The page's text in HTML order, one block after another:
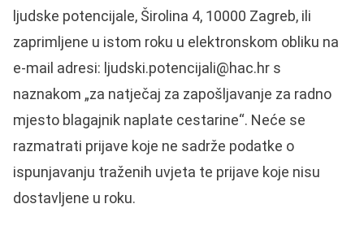
ljudske potencijale, Širolina 4, 10000 Zagreb, ili
zaprimljene u istom roku u elektronskom obliku na
e-mail adresi: ljudski.potencijali@hac.hr s
naznakom „za natječaj za zapošljavanje za radno
mjesto blagajnik naplate cestarine“. Neće se
razmatrati prijave koje ne sadrže podatke o
ispunjavanju traženih uvjeta te prijave koje nisu
dostavljene u roku.